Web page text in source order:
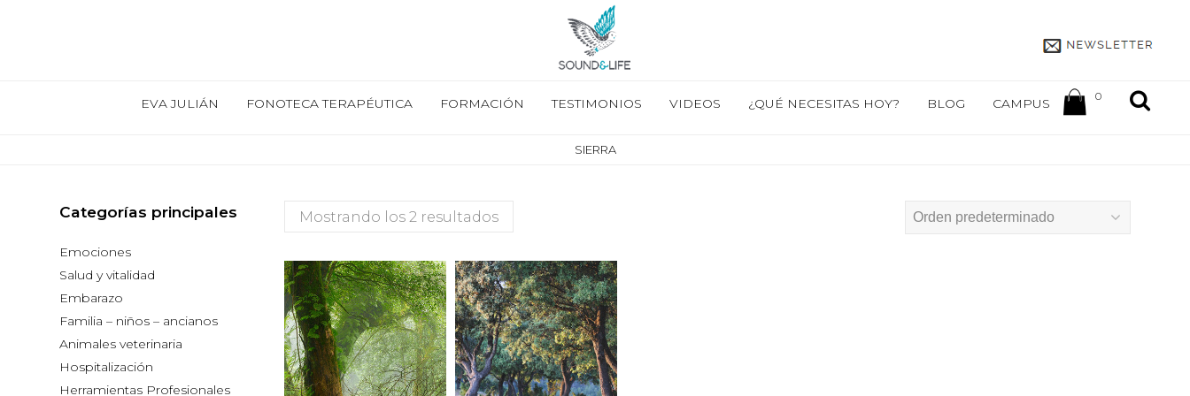
EVA JULIÁN FONOTECA TERAPÉUTICA FORMACIÓN TESTIMONIOS VIDEOS ¿QUÉ NECESITAS HOY? BLOG CAMPUS
SIERRA
Mostrando los 2 resultados
Categorías principales
Emociones
Salud y vitalidad
Embarazo
Familia – niños – ancianos
Animales veterinaria
Hospitalización
Herramientas Profesionales
0